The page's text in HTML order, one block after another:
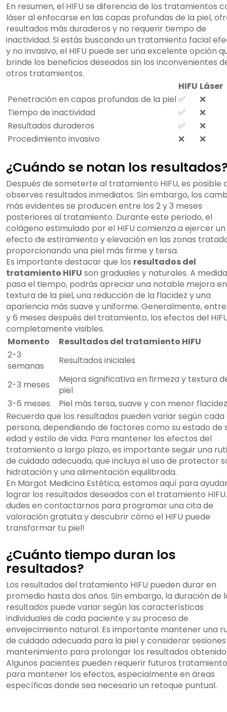
En resumen, el HIFU se diferencia de los tratamientos
láser al enfocarse en las capas profundas de la piel,
resultados más duraderos y no requerir tiempo de
inactividad. Si estás buscando un tratamiento facial
y no invasivo, el HIFU puede ser una excelente opción
brinde los beneficios deseados sin los inconvenientes
otros tratamientos.
HIFU Láser
Penetración en capas profundas de la piel✅
❌
Tiempo de inactividad
✅
❌
Resultados duraderos
✅
❌
Procedimiento invasivo
❌ ❌
¿Cuándo se notan los
Después de someterte al tratamiento HIFU, es posible
observes resultados inmediatos. Sin embargo, los
más evidentes se producen entre los 2 y 3 meses
posteriores al tratamiento. Durante este periodo, el
colágeno estimulado por el HIFU comienza a ejercer un
efecto de estiramiento y elevación en las zonas
proporcionando una piel más firme y tersa.
Es importante destacar que los resultados del
tratamiento HIFU son graduales y naturales. A
pasa el tiempo, podrás apreciar una notable mejora
textura de la piel, una reducción de la flacidez y una
apariencia más suave y uniforme. Generalmente,
y 6 meses después del tratamiento, los efectos del
completamente visibles.
Momento
Resultados del tratamiento HIFU
2-3
semanas
Resultados iniciales
2-3 meses
Mejora significativa en firmeza y textura
piel
3-6 meses
Piel más tersa, suave y con menor flacidez
Recuerda que los resultados pueden variar según cada
persona, dependiendo de factores como su estado de
edad y estilo de vida. Para mantener los efectos del
tratamiento a largo plazo, es importante seguir una
de cuidado adecuada, que incluya el uso de protector
hidratación y una alimentación equilibrada.
En Margot Medicina Estética, estamos aquí para
lograr los resultados deseados con el tratamiento HIFU.
dudes en contactarnos para programar una cita de
valoración gratuita y descubrir cómo el HIFU puede
transformar tu piel!
¿Cuánto tiempo duran los
resultados?
Los resultados del tratamiento HIFU pueden durar en
promedio hasta dos años. Sin embargo, la duración de
resultados puede variar según las características
individuales de cada paciente y su proceso de
envejecimiento natural. Es importante mantener una
de cuidado adecuada para la piel y considerar
mantenimiento para prolongar los resultados
Algunos pacientes pueden requerir futuros
para mantener los efectos, especialmente en áreas
específicas donde sea necesario un retoque puntual.